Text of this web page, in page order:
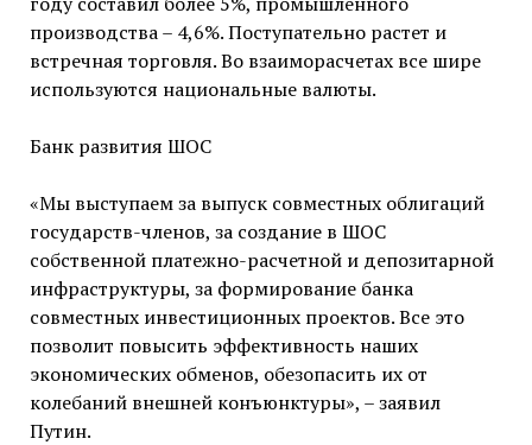
производства – 4,6%. Поступательно растет и
встречная торговля. Во взаиморасчетах все шире
используются национальные валюты.
Банк развития ШОС
«Мы выступаем за выпуск совместных облигаций
государств-членов, за создание в ШОС
собственной платежно-расчетной и депозитарной
инфраструктуры, за формирование банка
совместных инвестиционных проектов. Все это
позволит повысить эффективность наших
экономических обменов, обезопасить их от
колебаний внешней конъюнктуры», – заявил
Путин.